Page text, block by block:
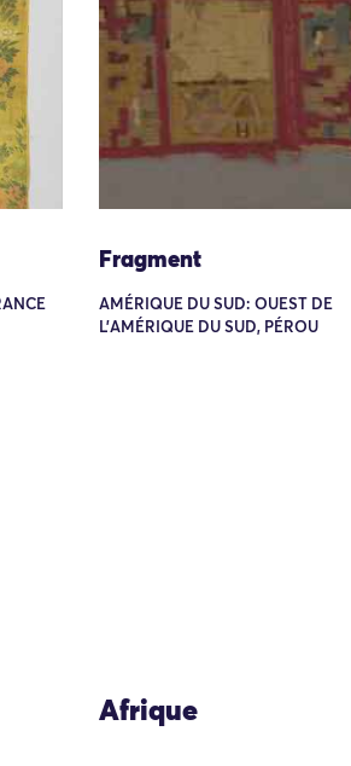
Fragment
AMÉRIQUE DU SUD: OUEST DE
L'AMÉRIQUE DU SUD, PÉROU
Afrique